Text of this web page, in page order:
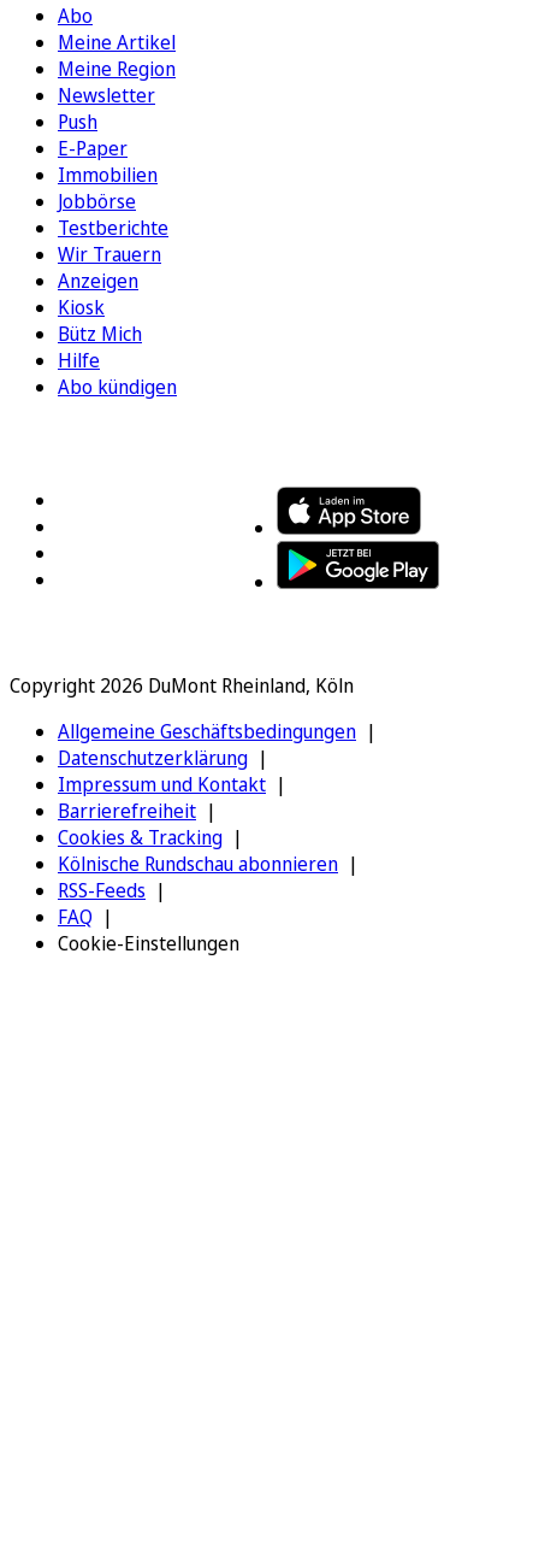
Abo
Meine Artikel
Meine Region
Newsletter
Push
E-Paper
Immobilien
Jobbörse
Testberichte
Wir Trauern
Anzeigen
Kiosk
Bütz Mich
Hilfe
Abo kündigen
Copyright 2026 DuMont Rheinland, Köln
Allgemeine Geschäftsbedingungen
Datenschutzerklärung
Impressum und Kontakt
Barrierefreiheit
Cookies & Tracking
Kölnische Rundschau abonnieren
RSS-Feeds
FAQ
Cookie-Einstellungen